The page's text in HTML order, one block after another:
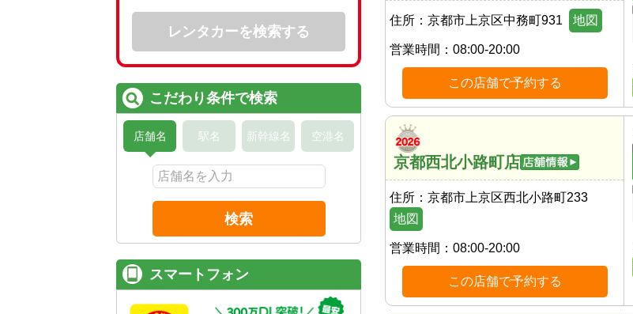
住所： 京都市上京区中務町931 地図
営業時間： 08:00-20:00
この店舗で予約する
京都西北小路町店
住所： 京都市上京区西北小路町233
地図
営業時間： 08:00-20:00
この店舗で予約する
レンタカーを検索する
こだわり条件で検索
店舗名 駅名 新幹線名 空港名
検索
スマートフォン